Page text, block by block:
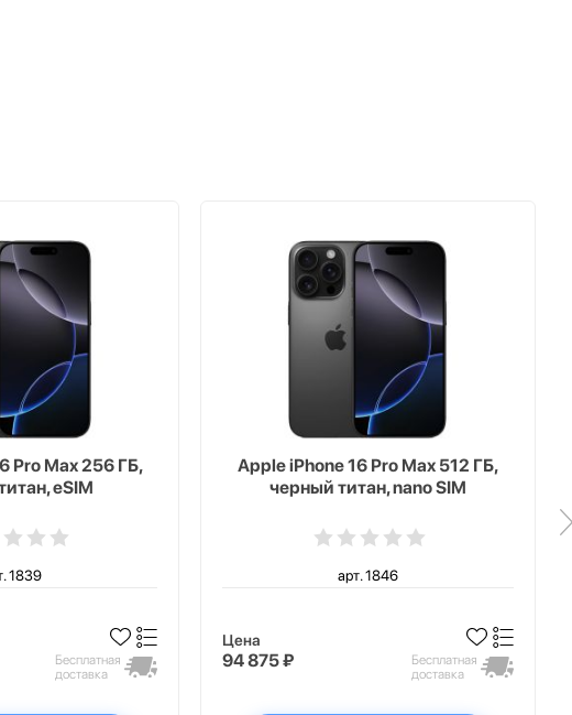
Pro Max 256 ГБ,
eSIM
1839
Бесплатная
доставка
Apple iPhone 16 Pro Max 512 ГБ,
черный титан, nano SIM
арт. 1846
Цена
94 875 ₽
Бесплатная
доставка